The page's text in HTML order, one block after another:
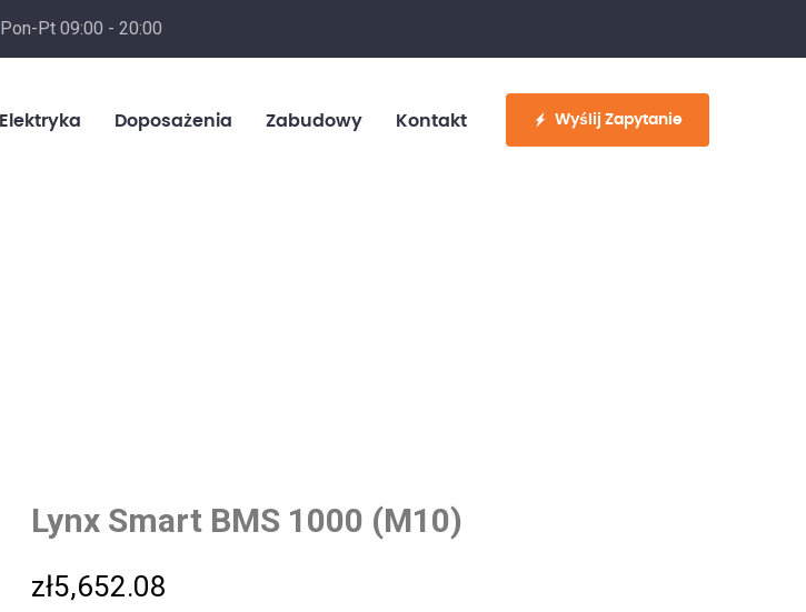
Pon-Pt 09:00 - 20:00
530 886 214
Elektryka Doposażenia Zabudowy Kontakt Wyślij Zapytanie
Lynx Smart BMS 1000 (M10)
zł5,652.08